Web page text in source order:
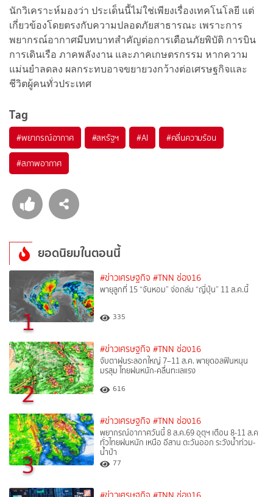
นักวิเคราะห์มองว่า ประเด็นนี้ไม่ใช่เพียงเรื่องเทคโนโลยี แต่
เกี่ยวข้องโดยตรงกับความปลอดภัยสาธารณะ เพราะการ
พยากรณ์อากาศมีบทบาทสำคัญต่อการเตือนภัยพิบัติ การบิน
การเดินเรือ ภาคพลังงาน และภาคเกษตรกรรม หากความ
แม่นยำลดลง ผลกระทบอาจขยายวงกว้างต่อเศรษฐกิจและ
ชีวิตผู้คนทั่วประเทศ
Tag
#พยากรณ์อากาศ #สหรัฐฯ #AI #คลื่นความร้อน
#สภาพอากาศ
ยอดนิยมในตอนนี้
1
#ข่าวเศรษฐกิจ #TNN ช่อง16
พายุลูกที่ 15 “จันหอม” จ่อถล่ม “ญี่ปุ่น” 11 ส.ค.นี้
335
2
#ข่าวเศรษฐกิจ #TNN ช่อง16
จับตาฝนระลอกใหญ่ 7–11 ส.ค. พายุดอลฟินหนุน
มรสุม ไทยฝนหนัก-คลื่นทะเลแรง
616
3
#ข่าวเศรษฐกิจ #TNN ช่อง16
พยากรณ์อากาศวันนี้ 8 ส.ค.69 อุตุฯ เตือน 8-11 ส.ค
ทั่วไทยฝนหนัก เหนือ อีสาน ตะวันออก ระวังน้ำท่วม-
น้ำป่า
77